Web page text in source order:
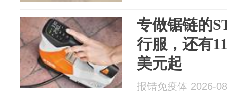
专做锯链的
行服，还有
美元起
报错免疫体 2026-